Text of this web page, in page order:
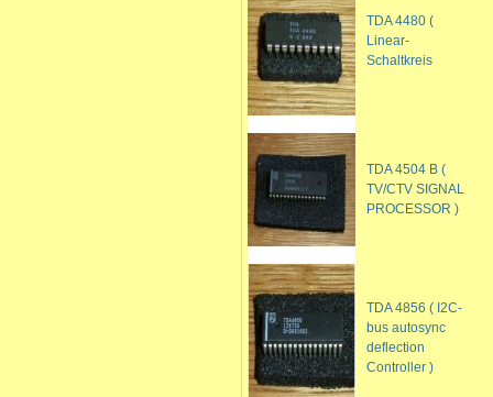
TDA 4480 (
Linear-
Schaltkreis
TDA 4504 B (
TV/CTV SIGNAL
PROCESSOR )
TDA 4856 ( I2C-
bus autosync
deflection
Controller )